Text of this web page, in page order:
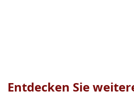
Entdecken Sie